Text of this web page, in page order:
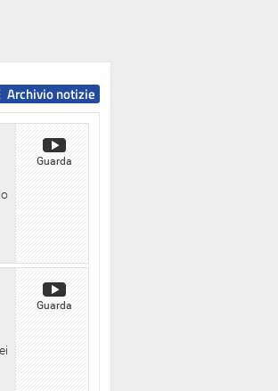
Guarda
Guarda
Archivio notizie